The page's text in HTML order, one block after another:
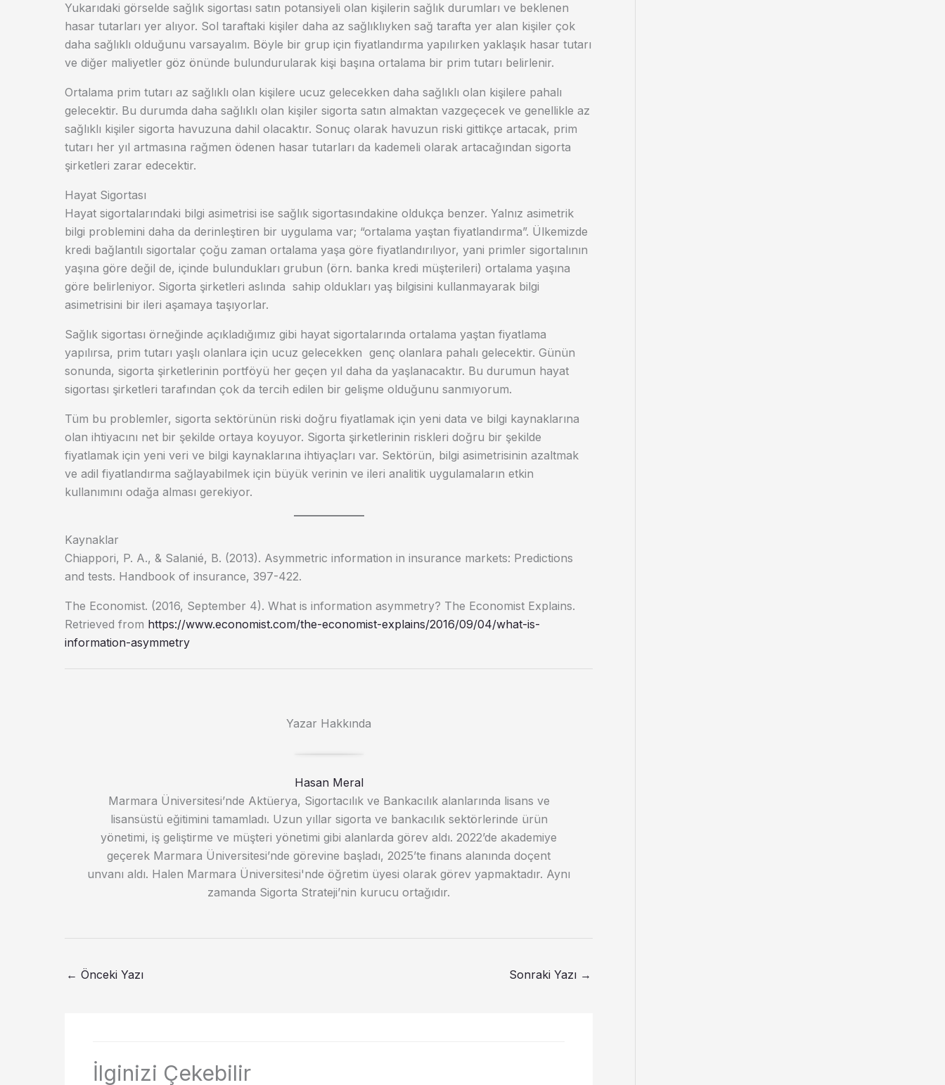
Yukarıdaki görselde sağlık sigortası satın potansiyeli olan kişilerin sağlık durumları ve beklenen
hasar tutarları yer alıyor. Sol taraftaki kişiler daha az sağlıklıyken sağ tarafta yer alan kişiler çok
daha sağlıklı olduğunu varsayalım. Böyle bir grup için fiyatlandırma yapılırken yaklaşık hasar tutarı
ve diğer maliyetler göz önünde bulundurularak kişi başına ortalama bir prim tutarı belirlenir.
Ortalama prim tutarı az sağlıklı olan kişilere ucuz gelecekken daha sağlıklı olan kişilere pahalı
gelecektir. Bu durumda daha sağlıklı olan kişiler sigorta satın almaktan vazgeçecek ve genellikle az
sağlıklı kişiler sigorta havuzuna dahil olacaktır. Sonuç olarak havuzun riski gittikçe artacak, prim
tutarı her yıl artmasına rağmen ödenen hasar tutarları da kademeli olarak artacağından sigorta
şirketleri zarar edecektir.
Hayat Sigortası
Hayat sigortalarındaki bilgi asimetrisi ise sağlık sigortasındakine oldukça benzer. Yalnız asimetrik
bilgi problemini daha da derinleştiren bir uygulama var; “ortalama yaştan fiyatlandırma”. Ülkemizde
kredi bağlantılı sigortalar çoğu zaman ortalama yaşa göre fiyatlandırılıyor, yani primler sigortalının
yaşına göre değil de, içinde bulundukları grubun (örn. banka kredi müşterileri) ortalama yaşına
göre belirleniyor. Sigorta şirketleri aslında sahip oldukları yaş bilgisini kullanmayarak bilgi
asimetrisini bir ileri aşamaya taşıyorlar.
Sağlık sigortası örneğinde açıkladığımız gibi hayat sigortalarında ortalama yaştan fiyatlama
yapılırsa, prim tutarı yaşlı olanlara için ucuz gelecekken genç olanlara pahalı gelecektir. Günün
sonunda, sigorta şirketlerinin portföyü her geçen yıl daha da yaşlanacaktır. Bu durumun hayat
sigortası şirketleri tarafından çok da tercih edilen bir gelişme olduğunu sanmıyorum.
Tüm bu problemler, sigorta sektörünün riski doğru fiyatlamak için yeni data ve bilgi kaynaklarına
olan ihtiyacını net bir şekilde ortaya koyuyor. Sigorta şirketlerinin riskleri doğru bir şekilde
fiyatlamak için yeni veri ve bilgi kaynaklarına ihtiyaçları var. Sektörün, bilgi asimetrisinin azaltmak
ve adil fiyatlandırma sağlayabilmek için büyük verinin ve ileri analitik uygulamaların etkin
kullanımını odağa alması gerekiyor.
Kaynaklar
Chiappori, P. A., & Salanié, B. (2013). Asymmetric information in insurance markets: Predictions
and tests. Handbook of insurance, 397-422.
The Economist. (2016, September 4). What is information asymmetry? The Economist Explains.
Retrieved from https://www.economist.com/the-economist-explains/2016/09/04/what-is-
information-asymmetry
Yazar Hakkında
Hasan Meral
Marmara Üniversitesi’nde Aktüerya, Sigortacılık ve Bankacılık alanlarında lisans ve
lisansüstü eğitimini tamamladı. Uzun yıllar sigorta ve bankacılık sektörlerinde ürün
yönetimi, iş geliştirme ve müşteri yönetimi gibi alanlarda görev aldı. 2022’de akademiye
geçerek Marmara Üniversitesi’nde görevine başladı, 2025’te finans alanında doçent
unvanı aldı. Halen Marmara Üniversitesi'nde öğretim üyesi olarak görev yapmaktadır. Aynı
zamanda Sigorta Strateji’nin kurucu ortağıdır.
← Önceki Yazı Sonraki Yazı →
İlginizi Çekebilir